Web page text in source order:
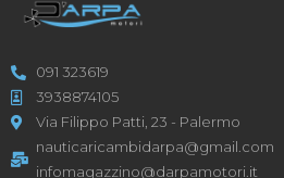
091 323619
3938874105
Via Filippo Patti, 23 - Palermo
nauticaricambidarpa@gmail.com
infomagazzino@darpamotori.it